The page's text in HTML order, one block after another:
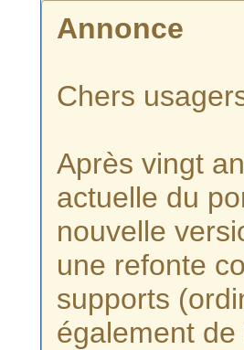
Annonce
Chers
Après vingt
actuelle du
nouvelle
une refonte
supports
également